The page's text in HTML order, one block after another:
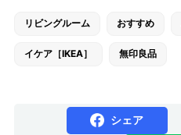
リビングルーム おすすめ
イケア［IKEA］ 無印良品
シェア